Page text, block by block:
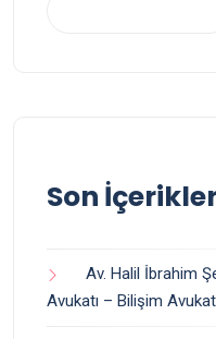
Son
Av. Halil İbrahim
Avukatı – Bilişim